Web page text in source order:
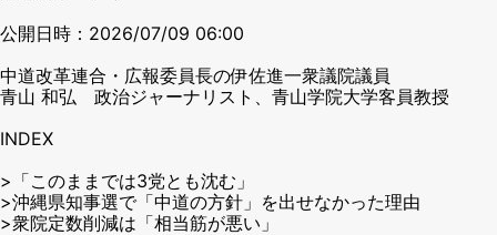
公開日時：2026/07/09 06:00
中道改革連合・広報委員長の伊佐進一衆議院議員
青山 和弘 政治ジャーナリスト、青山学院大学客員教授
INDEX
>「このままでは3党とも沈む」
>沖縄県知事選で「中道の方針」を出せなかった理由
>衆院定数削減は「相当筋が悪い」